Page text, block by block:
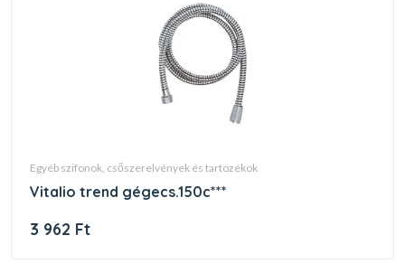
egyéb szifonok, csőszerelvények és tartozékok
vitalio trend gégecs.150c***
3 962 Ft